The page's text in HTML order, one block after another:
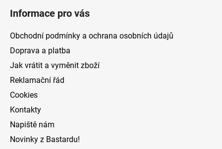
v
Informace pro vás
Obchodní podmínky a ochrana osobních údajů
Doprava a platba
Jak vrátit a vyměnit zboží
Reklamační řád
Cookies
Kontakty
Napiště nám
Novinky z Bastardu!